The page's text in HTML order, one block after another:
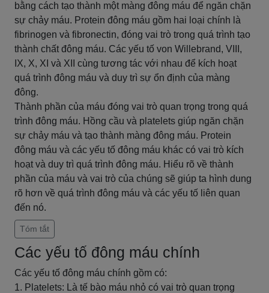
bằng cách tạo thành một màng đông máu để ngăn chặn
sự chảy máu. Protein đông máu gồm hai loại chính là
fibrinogen và fibronectin, đóng vai trò trong quá trình tạo
thành chất đông máu. Các yếu tố von Willebrand, VIII,
IX, X, XI và XII cùng tương tác với nhau để kích hoạt
quá trình đông máu và duy trì sự ổn định của màng
đông.
Thành phần của máu đóng vai trò quan trọng trong quá
trình đông máu. Hồng cầu và platelets giúp ngăn chặn
sự chảy máu và tạo thành màng đông máu. Protein
đông máu và các yếu tố đông máu khác có vai trò kích
hoạt và duy trì quá trình đông máu. Hiểu rõ về thành
phần của máu và vai trò của chúng sẽ giúp ta hình dung
rõ hơn về quá trình đông máu và các yếu tố liên quan
đến nó.
Tóm tắt
Các yếu tố đông máu chính
Các yếu tố đông máu chính gồm có:
1. Platelets: Là tế bào máu nhỏ có vai trò quan trọng